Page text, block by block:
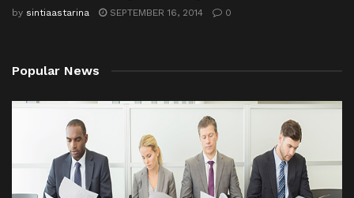
by sintiaastarina SEPTEMBER 16, 2014 0
Popular News